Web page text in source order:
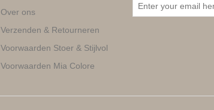
Over ons
Verzenden & Retourneren
Voorwaarden Stoer & Stijlvol
Voorwaarden Mia Colore